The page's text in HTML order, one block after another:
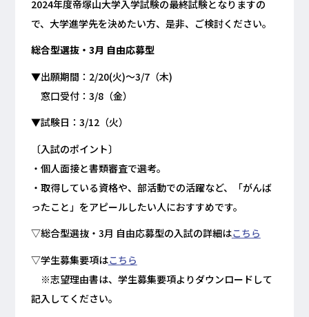
2024年度帝塚山大学入学試験の最終試験となりますの
で、大学進学先を決めたい方、是非、ご検討ください。
総合型選抜・3月 自由応募型
▼出願期間：2/20(火)～3/7（木)
窓口受付：3/8（金）
▼試験日：3/12（火）
〔入試のポイント〕
・個人面接と書類審査で選考。
・取得している資格や、部活動での活躍など、「がんば
ったこと」をアピールしたい人におすすめです。
▽総合型選抜・3月 自由応募型の入試の詳細はこちら
▽学生募集要項はこちら
※志望理由書は、学生募集要項よりダウンロードして
記入してください。